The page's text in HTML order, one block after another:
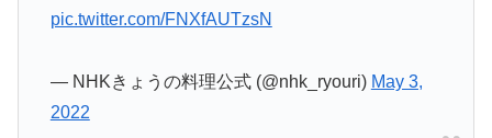
pic.twitter.com/FNXfAUTzsN
— NHKきょうの料理公式 (@nhk_ryouri) May 3,
2022